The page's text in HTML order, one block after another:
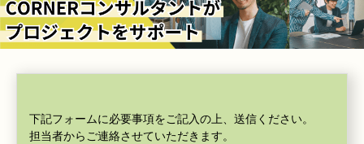
下記フォームに必要事項をご記入の上、送信ください。
担当者からご連絡させていただきます。